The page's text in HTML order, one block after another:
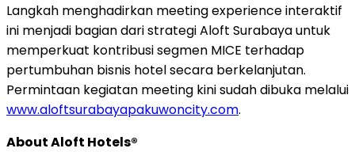
Langkah menghadirkan meeting experience interaktif
ini menjadi bagian dari strategi Aloft Surabaya untuk
memperkuat kontribusi segmen MICE terhadap
pertumbuhan bisnis hotel secara berkelanjutan.
Permintaan kegiatan meeting kini sudah dibuka melalui
www.aloftsurabayapakuwoncity.com.
About Aloft Hotels®